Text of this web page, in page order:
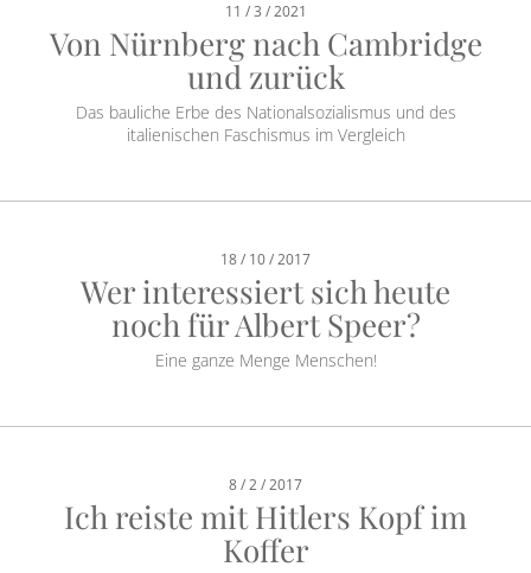
11 / 3 / 2021
Von Nürnberg nach Cambridge
und zurück
Das bauliche Erbe des Nationalsozialismus und des
italienischen Faschismus im Vergleich
18 / 10 / 2017
Wer interessiert sich heute
noch für Albert Speer?
Eine ganze Menge Menschen!
8 / 2 / 2017
Ich reiste mit Hitlers Kopf im
Koffer